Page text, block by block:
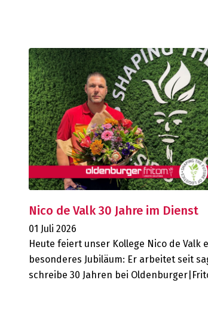
Nico de Valk 30 Jahre im Dienst
01 Juli 2026
Heute feiert unser Kollege Nico de Valk
besonderes Jubiläum: Er arbeitet seit
schreibe 30 Jahren bei